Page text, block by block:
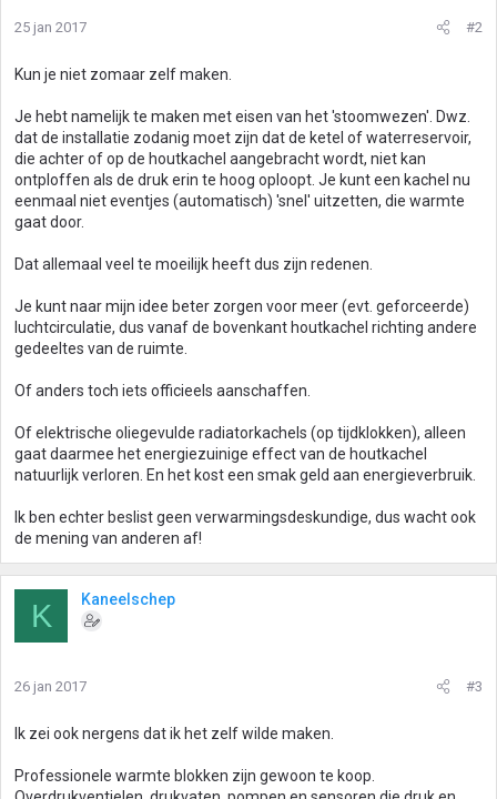
25 jan 2017 #2
Kun je niet zomaar zelf maken.
Je hebt namelijk te maken met eisen van het 'stoomwezen'. Dwz.
dat de installatie zodanig moet zijn dat de ketel of waterreservoir,
die achter of op de houtkachel aangebracht wordt, niet kan
ontploffen als de druk erin te hoog oploopt. Je kunt een kachel nu
eenmaal niet eventjes (automatisch) 'snel' uitzetten, die warmte
gaat door.
Dat allemaal veel te moeilijk heeft dus zijn redenen.
Je kunt naar mijn idee beter zorgen voor meer (evt. geforceerde)
luchtcirculatie, dus vanaf de bovenkant houtkachel richting andere
gedeeltes van de ruimte.
Of anders toch iets officieels aanschaffen.
Of elektrische oliegevulde radiatorkachels (op tijdklokken), alleen
gaat daarmee het energiezuinige effect van de houtkachel
natuurlijk verloren. En het kost een smak geld aan energieverbruik.
Ik ben echter beslist geen verwarmingsdeskundige, dus wacht ook
de mening van anderen af!
K Kaneelschep
26 jan 2017 #3
Ik zei ook nergens dat ik het zelf wilde maken.
Professionele warmte blokken zijn gewoon te koop.